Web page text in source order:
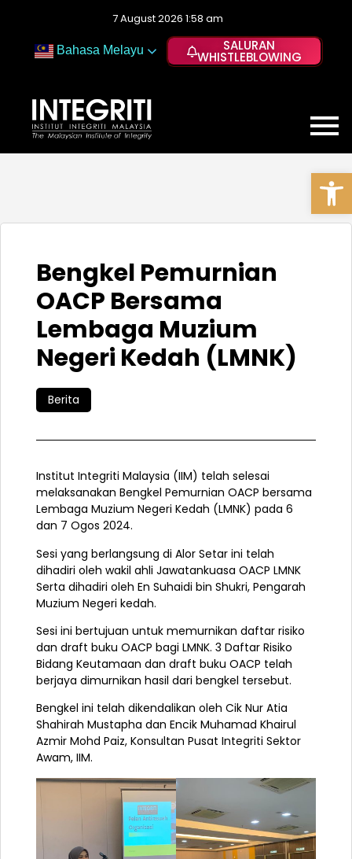
7 August 2026 1:58 am
Bahasa Melayu SALURAN
WHISTLEBLOWING
Bengkel Pemurnian
OACP Bersama
Lembaga Muzium
Negeri Kedah (LMNK)
Berita
Institut Integriti Malaysia (IIM) telah selesai
melaksanakan Bengkel Pemurnian OACP bersama
Lembaga Muzium Negeri Kedah (LMNK) pada 6
dan 7 Ogos 2024.
Sesi yang berlangsung di Alor Setar ini telah
dihadiri oleh wakil ahli Jawatankuasa OACP LMNK
Serta dihadiri oleh En Suhaidi bin Shukri, Pengarah
Muzium Negeri kedah.
Sesi ini bertujuan untuk memurnikan daftar risiko
dan draft buku OACP bagi LMNK. 3 Daftar Risiko
Bidang Keutamaan dan draft buku OACP telah
berjaya dimurnikan hasil dari bengkel tersebut.
Bengkel ini telah dikendalikan oleh Cik Nur Atia
Shahirah Mustapha dan Encik Muhamad Khairul
Azmir Mohd Paiz, Konsultan Pusat Integriti Sektor
Awam, IIM.